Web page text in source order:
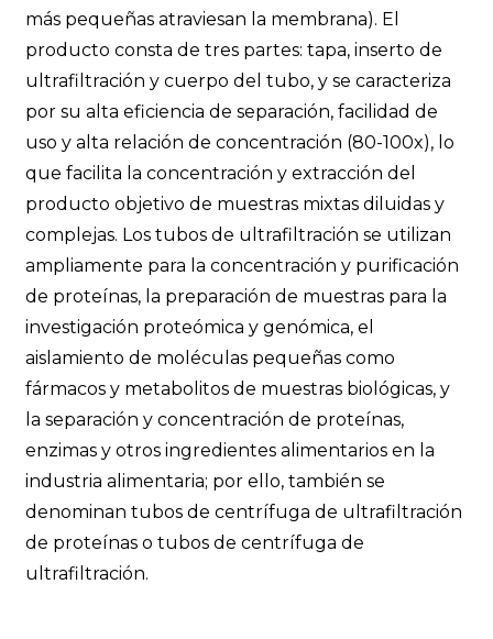
más pequeñas atraviesan la membrana). El
producto consta de tres partes: tapa, inserto de
ultrafiltración y cuerpo del tubo, y se caracteriza
por su alta eficiencia de separación, facilidad de
uso y alta relación de concentración (80-100x), lo
que facilita la concentración y extracción del
producto objetivo de muestras mixtas diluidas y
complejas. Los tubos de ultrafiltración se utilizan
ampliamente para la concentración y purificación
de proteínas, la preparación de muestras para la
investigación proteómica y genómica, el
aislamiento de moléculas pequeñas como
fármacos y metabolitos de muestras biológicas, y
la separación y concentración de proteínas,
enzimas y otros ingredientes alimentarios en la
industria alimentaria; por ello, también se
denominan tubos de centrífuga de ultrafiltración
de proteínas o tubos de centrífuga de
ultrafiltración.